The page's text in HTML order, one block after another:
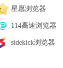
星愿浏览器
114高速浏览器
sidekick浏览器